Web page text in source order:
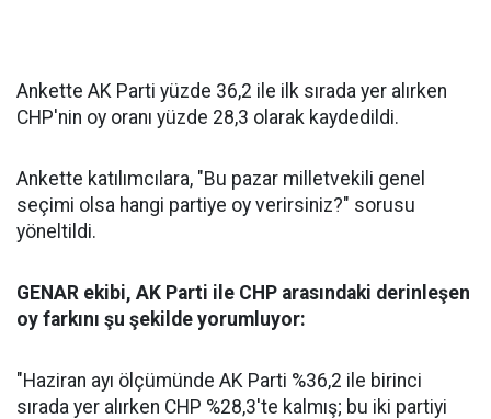
Ankette AK Parti yüzde 36,2 ile ilk sırada yer alırken
CHP'nin oy oranı yüzde 28,3 olarak kaydedildi.
Ankette katılımcılara, "Bu pazar milletvekili genel
seçimi olsa hangi partiye oy verirsiniz?" sorusu
yöneltildi.
GENAR ekibi, AK Parti ile CHP arasındaki derinleşen
oy farkını şu şekilde yorumluyor:
"Haziran ayı ölçümünde AK Parti %36,2 ile birinci
sırada yer alırken CHP %28,3'te kalmış; bu iki partiyi